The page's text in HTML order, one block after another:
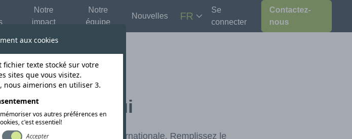
Notre
impact
Notre
équipe
Nouvelles FR
Se
connecter
Contactez-
nous
UN DEVIS
aujourd'hui
en matière de conformité internationale. Remplissez le
aux cookies
fichier texte stocké sur votre
sites que vous visitez.
nous aimerions en utiliser 3.
vos autres préférences en
c'est essentiel!
Accepter